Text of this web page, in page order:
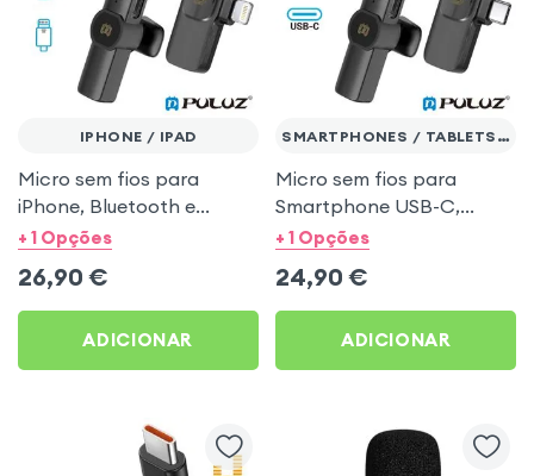
IPHONE / IPAD
Micro sem fios para
iPhone, Bluetooth e
Omnidireccional com
+ 1 Opções
26,90 €
ADICIONAR
SMARTPHONES / TABLETS USB-C
Micro sem fios para
Smartphone USB-C,
Bluetooth e
redução de ruido - Puluz
+ 1 Opções
24,90 €
ADICIONAR